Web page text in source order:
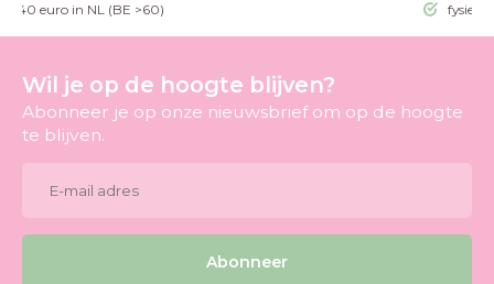
>40 euro in NL (BE >60) fysieke
Wil je op de hoogte blijven?
Abonneer je op onze nieuwsbrief om op de hoogte
te blijven.
Abonneer